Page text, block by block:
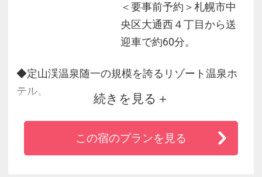
＜要事前予約＞札幌市中
央区大通西４丁目から送
迎車で約60分。
◆定山渓温泉随一の規模を誇るリゾート温泉ホ
テル。
◆総面積4000平米の国内有数のウォーターアミ
ューズメント「ラグーン」で遊び放題！
◆大きな大浴場「湯酔郷」と地上60mの景色が
続きを見る
この宿のプランを見る